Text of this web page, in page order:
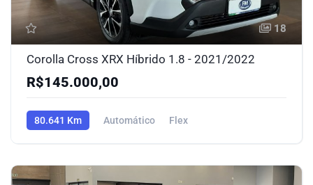
18
Corolla Cross XRX Híbrido 1.8 - 2021/2022
R$145.000,00
80.641 Km Automático
Flex